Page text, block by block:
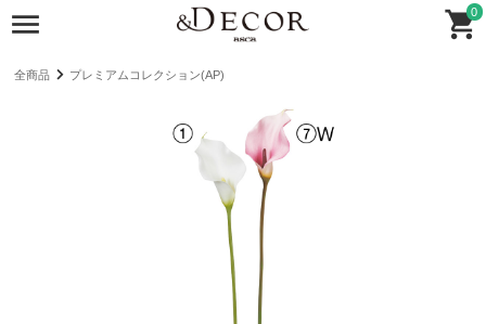
0
全商品 プレミアムコレクション(AP)